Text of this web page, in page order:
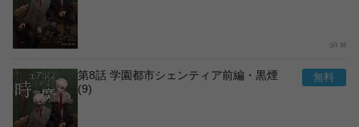
16
第8話 学園都市シェンティア前編・黒煙
(9)